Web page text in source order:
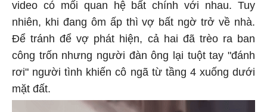
video có mối quan hệ bất chính với nhau. Tuy
nhiên, khi đang ôm ấp thì vợ bất ngờ trở về nhà.
Để tránh để vợ phát hiện, cả hai đã trèo ra ban
công trốn nhưng người đàn ông lại tuột tay "đánh
rơi" người tình khiến cô ngã từ tầng 4 xuống dưới
mặt đất.